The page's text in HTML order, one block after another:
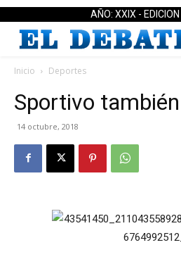
AÑO: XXIX -
Inicio Deportes
Sportivo
14 octubre, 2018